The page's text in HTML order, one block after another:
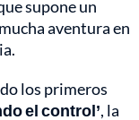
supone un
aventura en
los primeros
el control’, la